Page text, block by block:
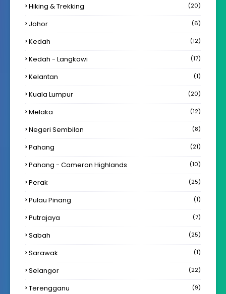
Hiking & Trekking (20)
Johor (6)
Kedah (12)
Kedah - Langkawi (17)
Kelantan (1)
Kuala Lumpur (20)
Melaka (12)
Negeri Sembilan (8)
Pahang (21)
Pahang - Cameron Highlands (10)
Perak (25)
Pulau Pinang (1)
Putrajaya (7)
Sabah (25)
Sarawak (1)
Selangor (22)
Terengganu (9)